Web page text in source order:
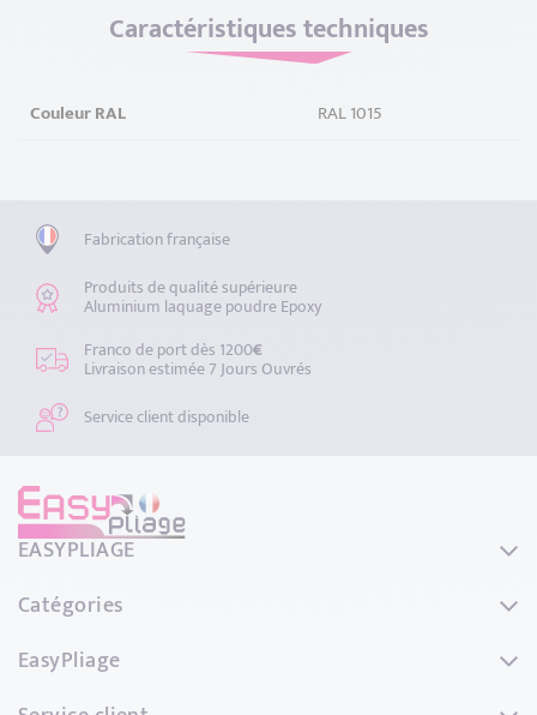
Caractéristiques techniques
Couleur RAL RAL 1015
Fabrication française
Produits de qualité supérieure
Aluminium laquage poudre Epoxy
Franco de port dès 1200€
Livraison estimée 7 Jours Ouvrés
Service client disponible
EASYPLIAGE
44 Rue de L'avenir
69740 GENAS
Tél. : 04.72.79.10.86
Mail:contact@easypliage.fr
Catégories
Couvertines
EasyPliage
Qui sommes-nous ?